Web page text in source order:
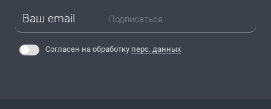
Подписаться
Согласен на обработку перс. данных